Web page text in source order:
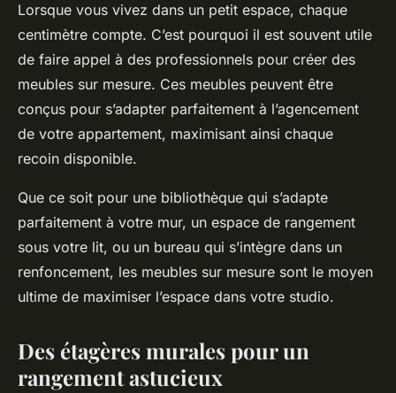
Lorsque vous vivez dans un petit espace, chaque
centimètre compte. C’est pourquoi il est souvent utile
de faire appel à des professionnels pour créer des
meubles sur mesure. Ces meubles peuvent être
conçus pour s’adapter parfaitement à l’agencement
de votre appartement, maximisant ainsi chaque
recoin disponible.
Que ce soit pour une bibliothèque qui s’adapte
parfaitement à votre mur, un espace de rangement
sous votre lit, ou un bureau qui s’intègre dans un
renfoncement, les meubles sur mesure sont le moyen
ultime de maximiser l’espace dans votre studio.
Des étagères murales pour un
rangement astucieux